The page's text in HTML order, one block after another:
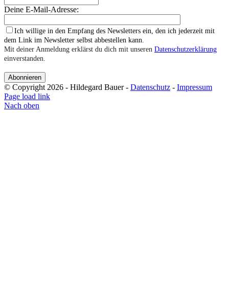
Deine E-Mail-Adresse:
Ich willige in den Empfang des Newsletters ein, den ich jederzeit mit
dem Link im Newsletter selbst abbestellen kann.
Mit deiner Anmeldung erklärst du dich mit unseren Datenschutzerklärung
einverstanden.
© Copyright 2026 - Hildegard Bauer - Datenschutz - Impressum
Page load link
Nach oben